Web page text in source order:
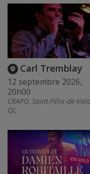
Carl Tremblay
12 septembre 2026,
20h00
CRAPO, Saint-Félix-de-
QC